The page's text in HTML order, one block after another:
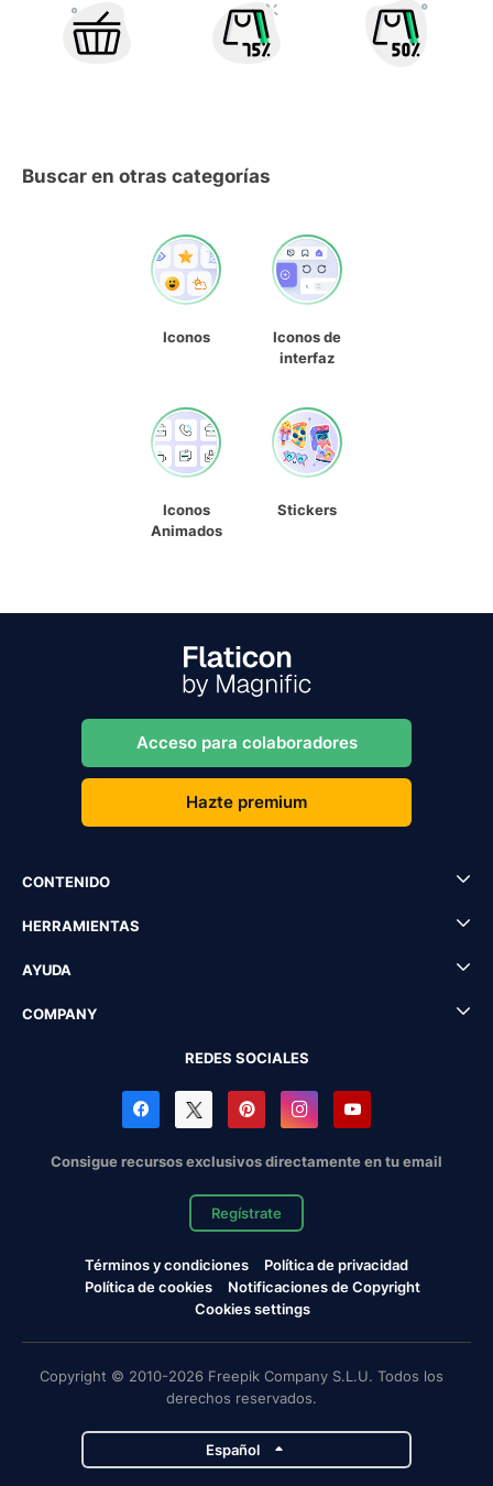
Buscar en otras categorías
Iconos
Iconos de
interfaz
Iconos
Animados
Stickers
Acceso para colaboradores
Hazte premium
CONTENIDO
HERRAMIENTAS
AYUDA
COMPANY
REDES SOCIALES
Consigue recursos exclusivos directamente en tu email
Regístrate
Términos y condiciones
Política de privacidad
Política de cookies
Notificaciones de Copyright
Cookies settings
Copyright © 2010-2026 Freepik Company S.L.U. Todos los
derechos reservados.
Español